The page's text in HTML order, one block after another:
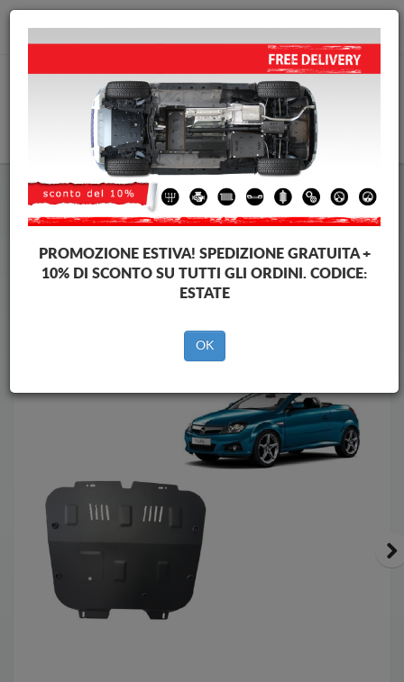
info@piastraparamotore.com
Piastra paramotore di acciaio Opel
Piastra paramotore di acciaio Opel Tigra
Brands
Brands
PROMOZIONE ESTIVA! SPEDIZIONE GRATUITA +
10% DI SCONTO SU TUTTI GLI ORDINI. CODICE:
ESTATE
OK